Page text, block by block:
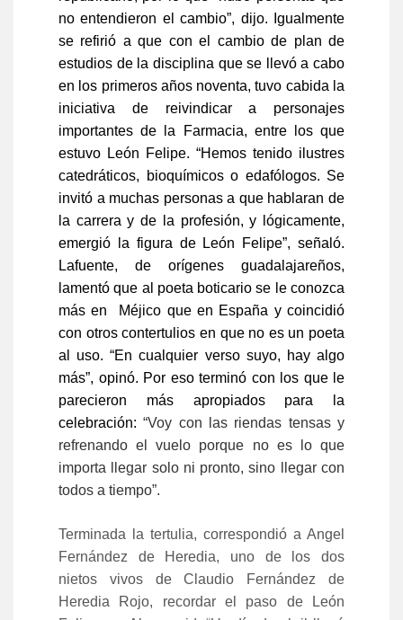
no entendieron el cambio”, dijo. Igualmente
se refirió a que con el cambio de plan de
estudios de la disciplina que se llevó a cabo
en los primeros años noventa, tuvo cabida la
iniciativa de reivindicar a personajes
importantes de la Farmacia, entre los que
estuvo León Felipe. “Hemos tenido ilustres
catedráticos, bioquímicos o edafólogos. Se
invitó a muchas personas a que hablaran de
la carrera y de la profesión, y lógicamente,
emergió la figura de León Felipe”, señaló.
Lafuente, de orígenes guadalajareños,
lamentó que al poeta boticario se le conozca
más en Méjico que en España y coincidió
con otros contertulios en que no es un poeta
al uso. “En cualquier verso suyo, hay algo
más”, opinó. Por eso terminó con los que le
parecieron más apropiados para la
celebración:“Voy con las riendas tensas y
refrenando el vuelo porque no es lo que
importa llegar solo ni pronto, sino llegar con
todos a tiempo”.
Terminada la tertulia, correspondió a Angel
Fernández de Heredia, uno de los dos
nietos vivos de Claudio Fernández de
Heredia Rojo, recordar el paso de León